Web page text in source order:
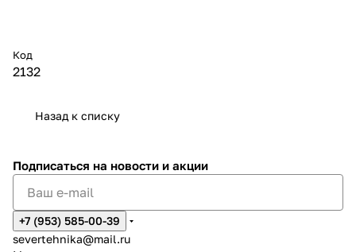
Код
2132
Назад к списку
Подписаться на новости и акции
+7 (953) 585-00-39
severtehnika@mail.ru